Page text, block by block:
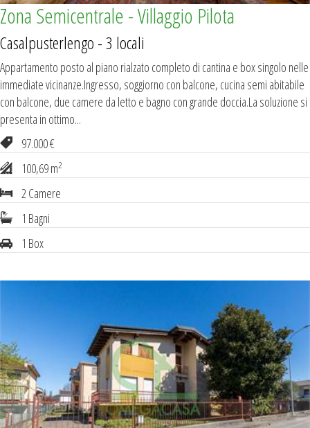
Zona Semicentrale - Villaggio Pilota
Casalpusterlengo - 3 locali
Appartamento posto al piano rialzato completo di cantina e box singolo nelle
immediate vicinanze.Ingresso, soggiorno con balcone, cucina semi abitabile
con balcone, due camere da letto e bagno con grande doccia.La soluzione si
presenta in ottimo...
97.000 €
100,69 m2
2 Camere
1 Bagni
1 Box